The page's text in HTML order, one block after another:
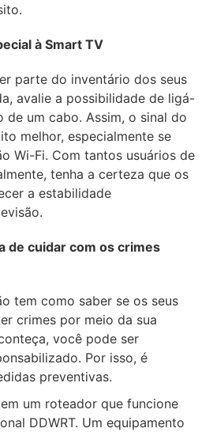
à Smart TV
parte do inventário dos seus
avalie a possibilidade de ligá-
de um cabo. Assim, o sinal do
melhor, especialmente se
Wi-Fi. Com tantos usuários de
tenha a certeza que os
a estabilidade
de cuidar com os crimes
tem como saber se os seus
crimes por meio da sua
você pode ser
Por isso, é
preventivas.
um roteador que funcione
DDWRT. Um equipamento